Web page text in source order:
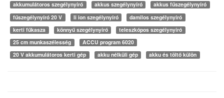
akkumulátoros szegélynyíró
akkus szegélynyíró
akkus fűszegélynyíró
fűszegélynyíró 20 V
li ion szegélynyíró
damilos szegélynyíró
kerti fűkasza
könnyű szegélynyíró
teleszkópos szegélynyíró
25 cm munkaszélesség
ACCU program 6020
20 V akkumulátoros kerti gép
akku nélküli gép akku és töltő külön